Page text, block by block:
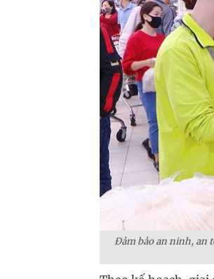
Đảm bảo an ninh, an